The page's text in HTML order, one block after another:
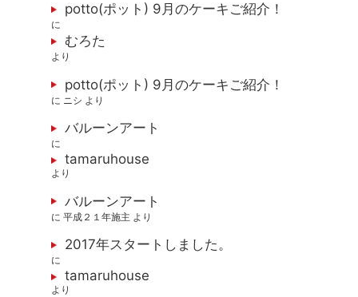
potto(ポット) 9月のケーキご紹介！
に
むろた
より
potto(ポット) 9月のケーキご紹介！
に ニシ より
バルーンアート
に
tamaruhouse
より
バルーンアート
に平成２１年施主 より
2017年スタートしました。
に
tamaruhouse
より